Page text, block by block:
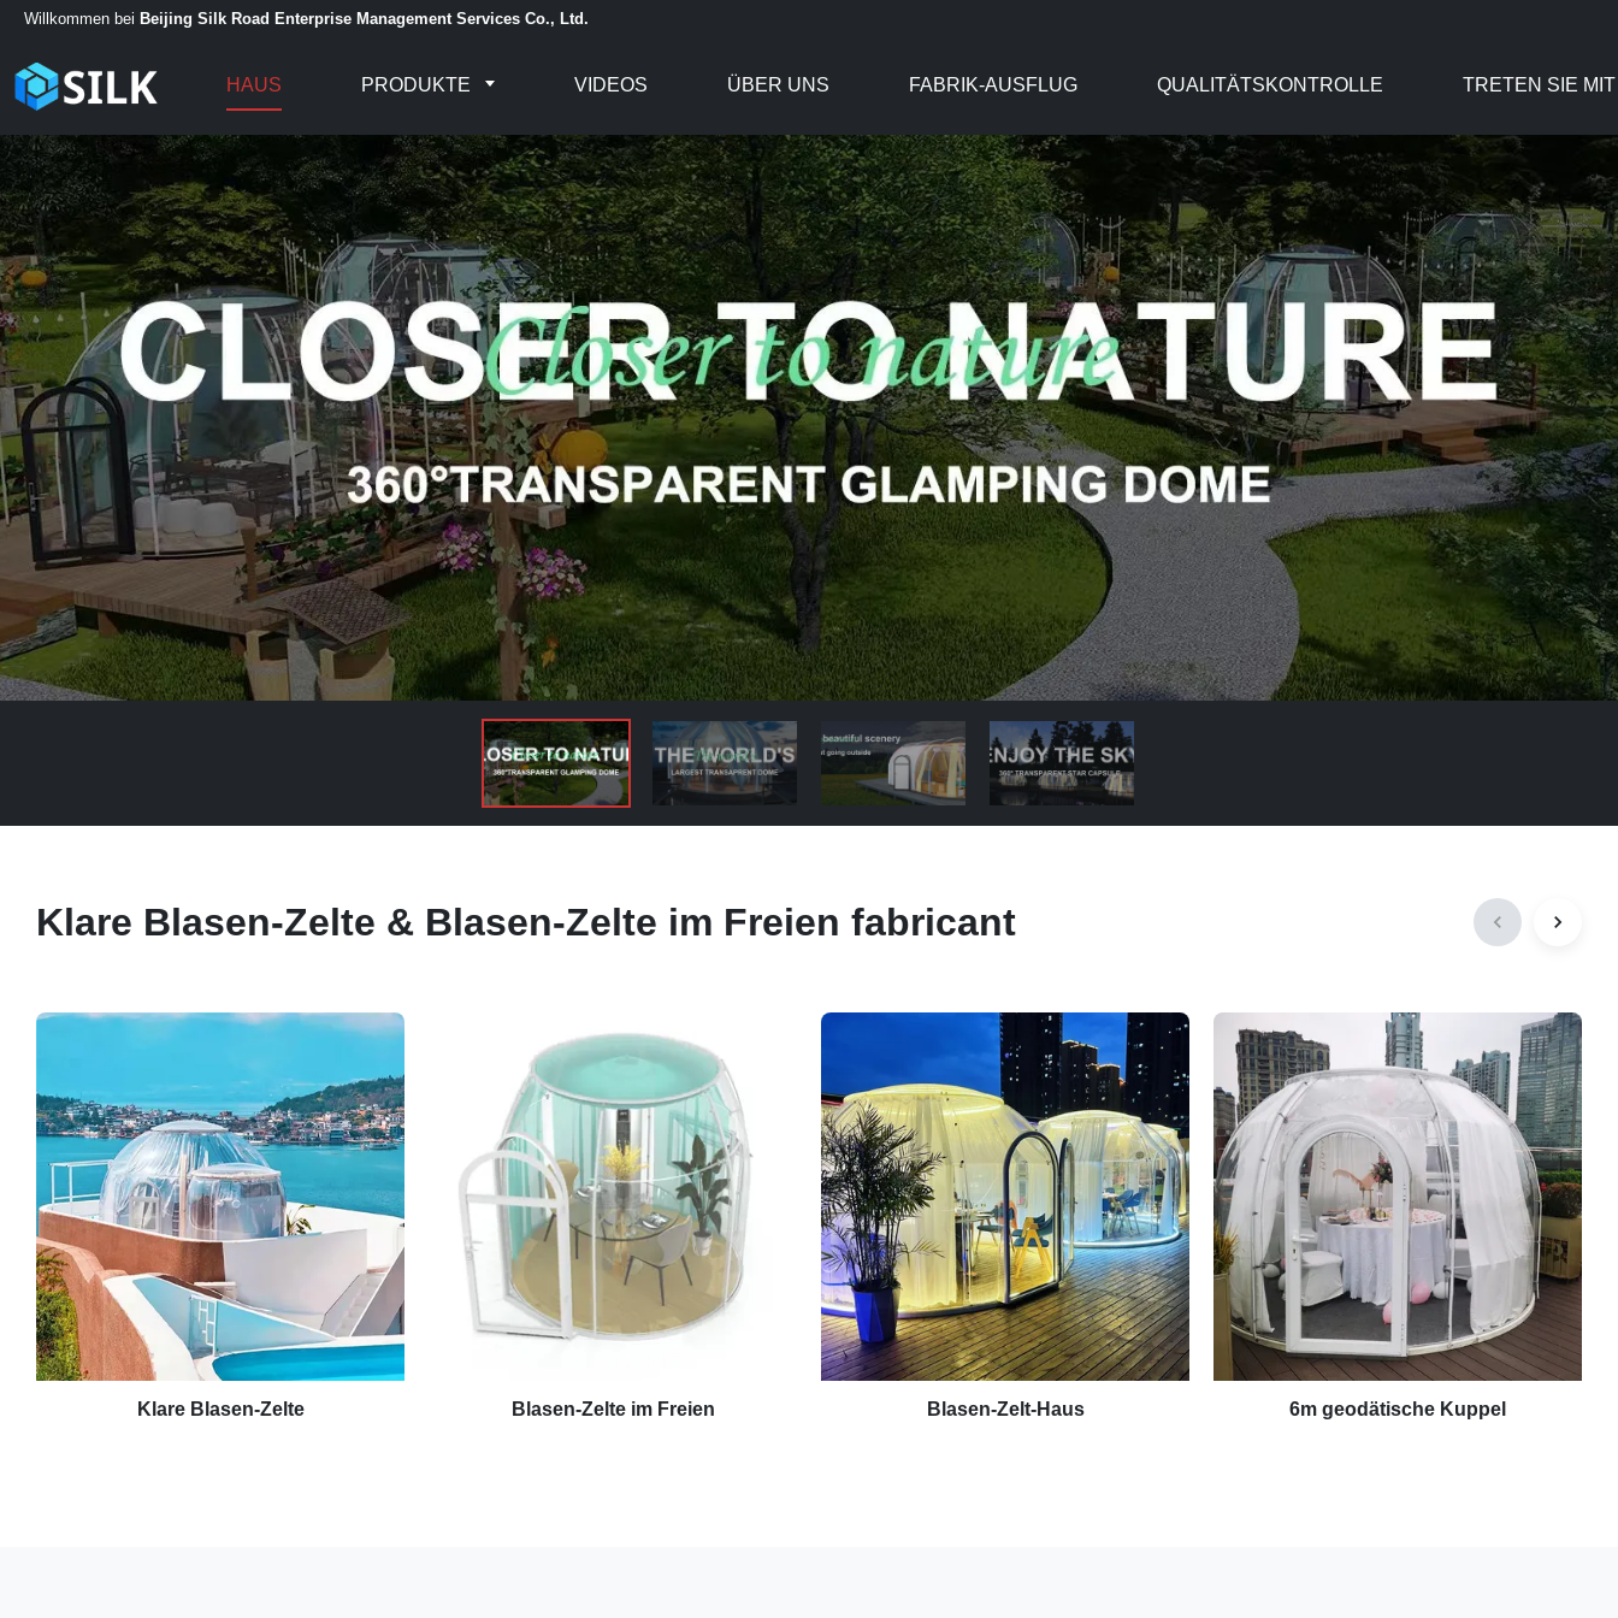
Willkommen bei Beijing Silk Road Enterprise Management Services Co., Ltd.
HAUS PRODUKTE VIDEOS ÜBER UNS FABRIK-AUSFLUG QUALITÄTSKONTROLLE TRETEN SIE
Klare Blasen-Zelte & Blasen-Zelte im Freien fabricant
Klare Blasen-Zelte Blasen-Zelte im Freien Blasen-Zelt-Haus 6m geodätische Kuppel